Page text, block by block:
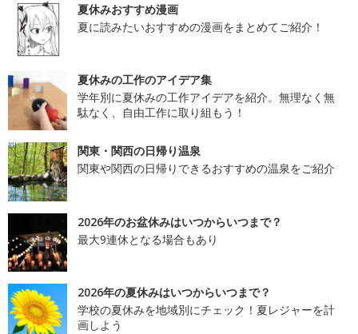
夏休みおすすめ漫画
夏に読みたいおすすめの漫画をまとめてご紹介！
夏休みの工作のアイデア集
学年別に夏休みの工作アイデアを紹介。無理なく無
駄なく、自由工作に取り組もう！
関東・関西の日帰り温泉
関東や関西の日帰りできるおすすめの温泉をご紹介
2026年のお盆休みはいつからいつまで？
最大9連休となる場合もあり
2026年の夏休みはいつからいつまで？
学校の夏休みを地域別にチェック！夏レジャーを計
画しよう